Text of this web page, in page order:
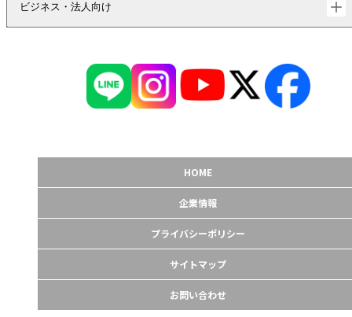
ビジネス・法人向け
HOME
企業情報
プライバシーポリシー
サイトマップ
お問い合わせ